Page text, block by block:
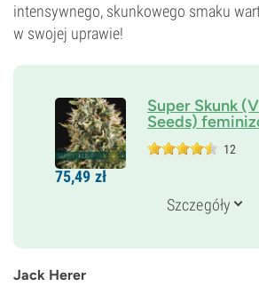
intensywnego, skunkowego smaku
w swojej uprawie!
Super Skunk
Seeds)
12
Rodzice
Skunk 1 × Afgański Hasz
10% Sativa
8–9 tygodni
75,49 zł
Szczegóły
Jack Herer